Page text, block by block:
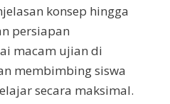
konsep hingga
persiapan
macam ujian di
membimbing siswa
secara maksimal.